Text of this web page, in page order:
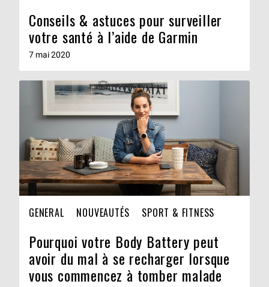
Conseils & astuces pour surveiller
votre santé à l’aide de Garmin
7 mai 2020
GENERAL NOUVEAUTÉS SPORT & FITNESS
Pourquoi votre Body Battery peut
avoir du mal à se recharger lorsque
vous commencez à tomber malade